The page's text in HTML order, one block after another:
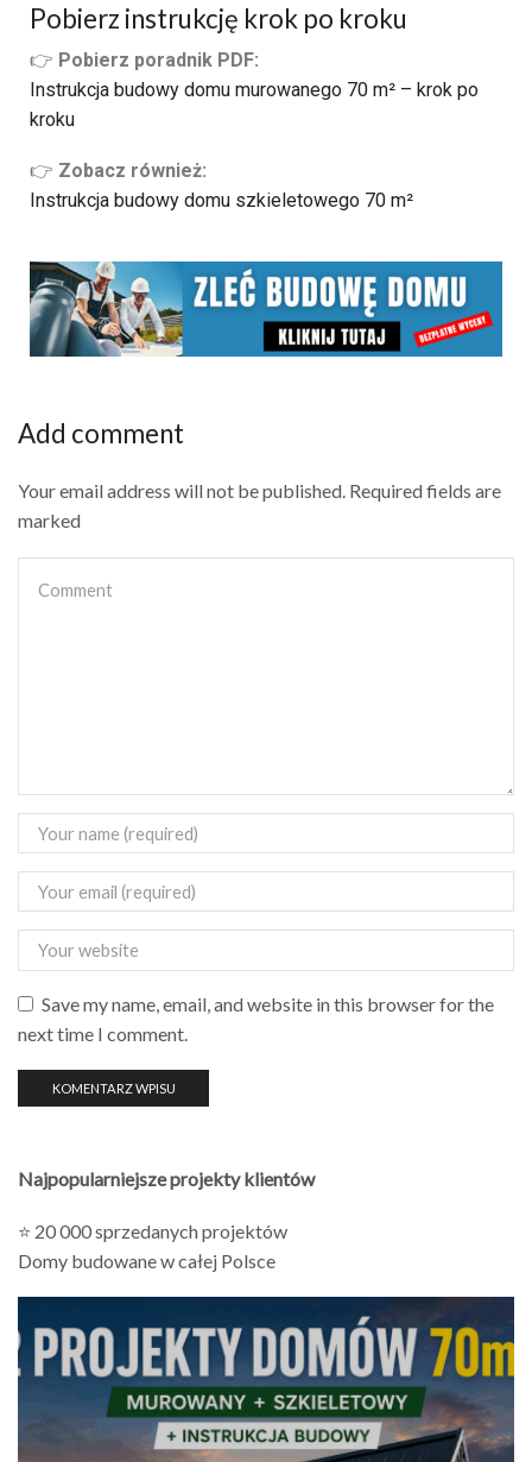
Pobierz instrukcję krok po kroku
👉 Pobierz poradnik PDF:
Instrukcja budowy domu murowanego 70 m² – krok po
kroku
👉 Zobacz również:
Instrukcja budowy domu szkieletowego 70 m²
Add comment
Your email address will not be published. Required fields are
marked
Save my name, email, and website in this browser for the
next time I comment.
Najpopularniejsze projekty klientów
⭐ 20 000 sprzedanych projektów
Domy budowane w całej Polsce